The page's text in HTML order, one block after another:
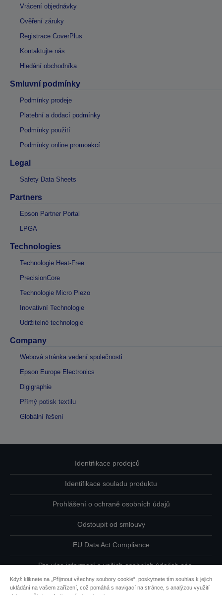
Vrácení objednávky
Ověření záruky
Registrace CoverPlus
Kontaktujte nás
Hledání obchodníka
Smluvní podmínky
Podmínky prodeje
Platební a dodací podmínky
Podmínky použití
Podmínky online promoakcí
Legal
Safety Data Sheets
Partners
Epson Partner Portal
LPGA
Technologies
Technologie Heat-Free
PrecisionCore
Technologie Micro Piezo
Inovativní Technologie
Udržitelné technologie
Company
Webová stránka vedení společnosti
Epson Europe Electronics
Digigraphie
Přímý potisk textilu
Globální řešení
Identifikace prodejců
Identifikace souladu produktu
Prohlášení o ochraně osobních údajů
Odstoupit od smlouvy
EU Data Act Compliance
Pro více informací o vašich osobních údajích nás
Když kliknete na „Přijmout všechny soubory cookie“, poskytnete tím souhlas k jejich
ukládání na vašem zařízení, což pomáhá s navigací na stránce, s analýzou využití